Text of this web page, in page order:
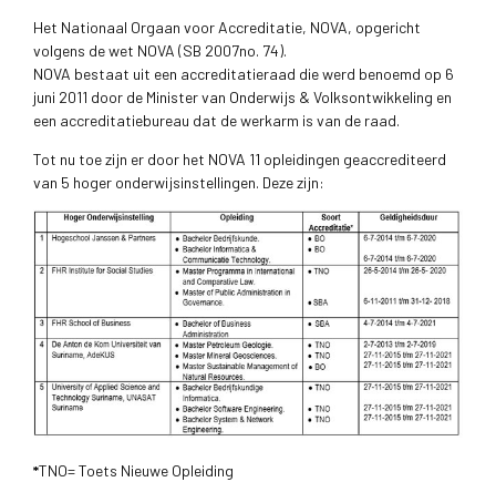
Het Nationaal Orgaan voor Accreditatie, NOVA, opgericht
volgens de wet NOVA (SB 2007no. 74).
NOVA bestaat uit een accreditatieraad die werd benoemd op 6
juni 2011 door de Minister van Onderwijs & Volksontwikkeling en
een accreditatiebureau dat de werkarm is van de raad.
Tot nu toe zijn er door het NOVA 11 opleidingen geaccrediteerd
van 5 hoger onderwijsinstellingen. Deze zijn:
*TNO= Toets Nieuwe Opleiding